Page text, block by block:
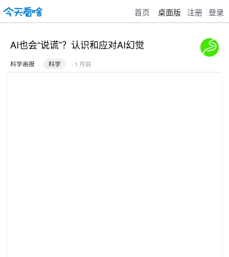
首页 桌面版 注册 登录
AI也会“说谎”？认识和应对AI幻觉
科学画报 · 科学 · 1 月前